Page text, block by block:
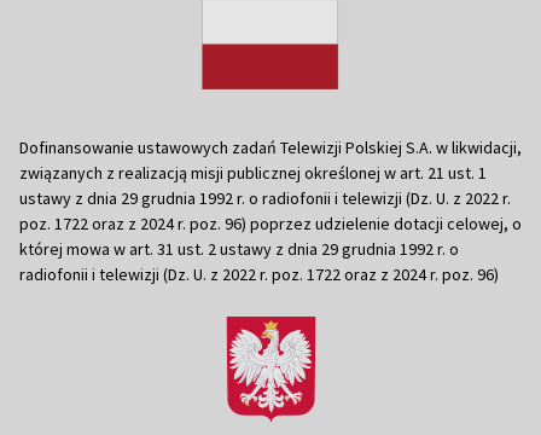
Dofinansowanie ustawowych zadań Telewizji Polskiej S.A. w likwidacji,
związanych z realizacją misji publicznej określonej w art. 21 ust. 1
ustawy z dnia 29 grudnia 1992 r. o radiofonii i telewizji (Dz. U. z 2022 r.
poz. 1722 oraz z 2024 r. poz. 96) poprzez udzielenie dotacji celowej, o
której mowa w art. 31 ust. 2 ustawy z dnia 29 grudnia 1992 r. o
radiofonii i telewizji (Dz. U. z 2022 r. poz. 1722 oraz z 2024 r. poz. 96)